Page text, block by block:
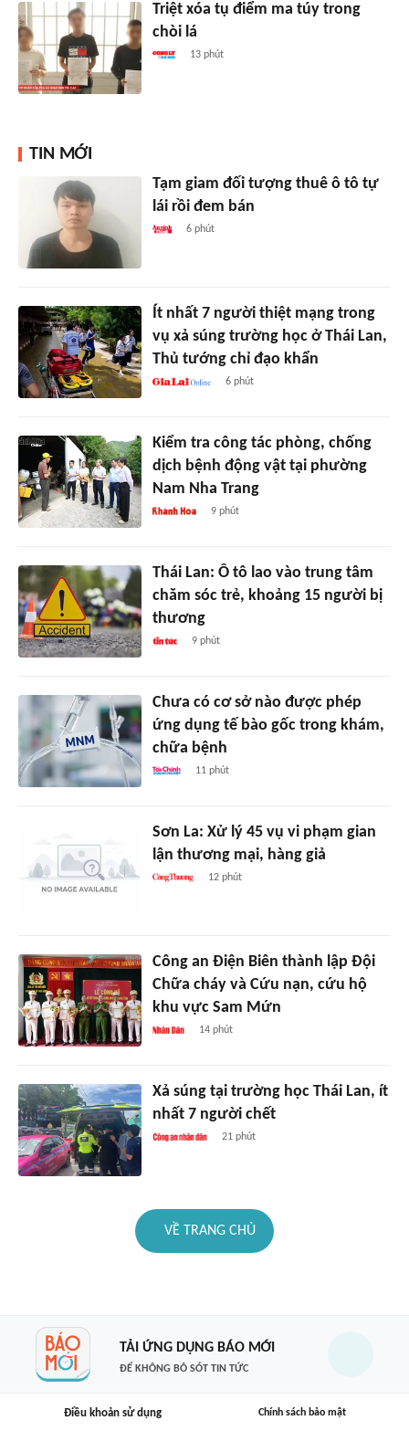
Triệt xóa tụ điểm ma túy trong
chòi lá
13 phút
TIN MỚI
Tạm giam đối tượng thuê ô tô tự
lái rồi đem bán
6 phút
Ít nhất 7 người thiệt mạng trong
vụ xả súng trường học ở Thái Lan,
Thủ tướng chỉ đạo khẩn
6 phút
Kiểm tra công tác phòng, chống
dịch bệnh động vật tại phường
Nam Nha Trang
9 phút
Thái Lan: Ô tô lao vào trung tâm
chăm sóc trẻ, khoảng 15 người bị
thương
9 phút
Chưa có cơ sở nào được phép
ứng dụng tế bào gốc trong khám,
chữa bệnh
11 phút
Sơn La: Xử lý 45 vụ vi phạm gian
lận thương mại, hàng giả
12 phút
Công an Điện Biên thành lập Đội
Chữa cháy và Cứu nạn, cứu hộ
khu vực Sam Mứn
14 phút
Xả súng tại trường học Thái Lan, ít
nhất 7 người chết
21 phút
VỀ TRANG CHỦ
TẢI ỨNG DỤNG BÁO MỚI
ĐỂ KHÔNG BỎ SÓT TIN TỨC
Điều khoản sử dụng Chính sách bảo mật